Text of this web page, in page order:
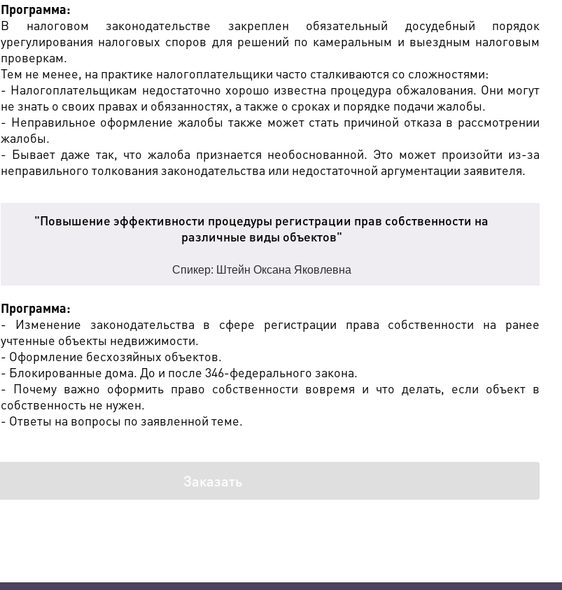
Программа:
В налоговом законодательстве закреплен обязательный досудебный порядок
урегулирования налоговых споров для решений по камеральным и выездным налоговым
проверкам.
Тем не менее, на практике налогоплательщики часто сталкиваются со сложностями:
- Налогоплательщикам недостаточно хорошо известна процедура обжалования. Они могут
не знать о своих правах и обязанностях, а также о сроках и порядке подачи жалобы.
- Неправильное оформление жалобы также может стать причиной отказа в рассмотрении
жалобы.
- Бывает даже так, что жалоба признается необоснованной. Это может произойти из-за
неправильного толкования законодательства или недостаточной аргументации заявителя.
"Повышение эффективности процедуры регистрации прав собственности на
различные виды объектов"
Спикер: Штейн Оксана Яковлевна
Программа:
- Изменение законодательства в сфере регистрации права собственности на ранее
учтенные объекты недвижимости.
- Оформление бесхозяйных объектов.
- Блокированные дома. До и после 346-федерального закона.
- Почему важно оформить право собственности вовремя и что делать, если объект в
собственность не нужен.
- Ответы на вопросы по заявленной теме.
Заказать